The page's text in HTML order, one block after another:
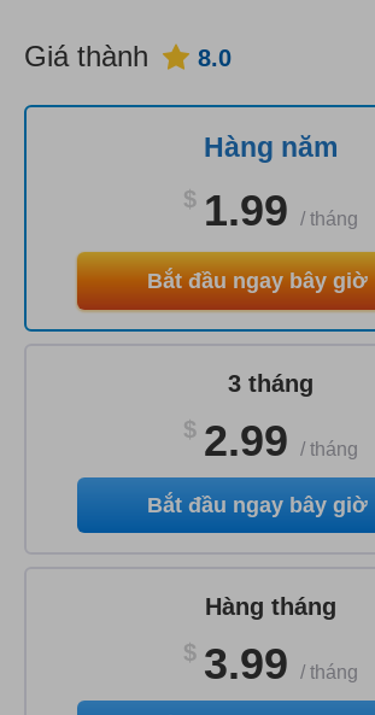
Giá thành 8.0
Hàng năm
$ 1.99 / tháng
Bắt đầu ngay bây giờ
3 tháng
$ 2.99 / tháng
Bắt đầu ngay bây giờ
Hàng tháng
$ 3.99 / tháng